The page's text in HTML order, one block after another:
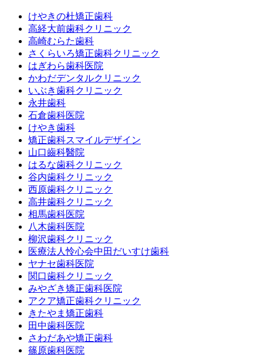
けやきの杜矯正歯科
高経大前歯科クリニック
高崎むらた歯科
さくらいろ矯正歯科クリニック
はぎわら歯科医院
かわだデンタルクリニック
いぶき歯科クリニック
永井歯科
石倉歯科医院
けやき歯科
矯正歯科スマイルデザイン
山口齒科醫院
はるな歯科クリニック
谷内歯科クリニック
西原歯科クリニック
高井歯科クリニック
相馬歯科医院
八木歯科医院
柳沢歯科クリニック
医療法人怜心会中田だいすけ歯科
ヤナセ歯科医院
関口歯科クリニック
みやざき矯正歯科医院
アクア矯正歯科クリニック
きたやま矯正歯科
田中歯科医院
さわだあや矯正歯科
篠原歯科医院